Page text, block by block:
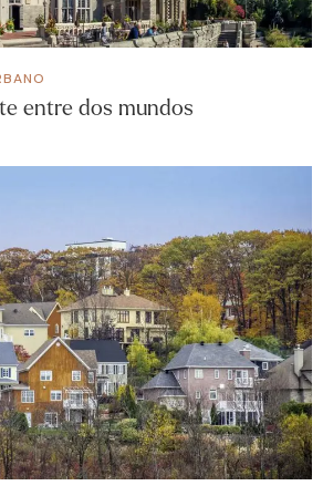
entre dos mundos